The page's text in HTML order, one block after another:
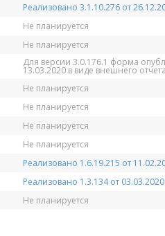
Реализовано 3.1.10.276 от
Не планируется
Не планируется
Для версии 3.0.176.1 форма
13.03.2020 в виде внешнего
Не планируется
Не планируется
Не планируется
Не планируется
Реализовано 1.6.19.215 от
Реализовано 1.3.134 от 03.03.2020
Не планируется